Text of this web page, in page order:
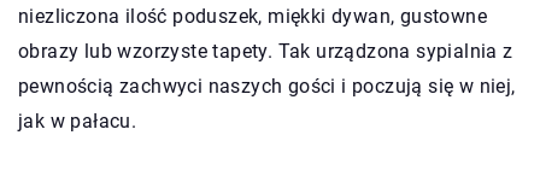
niezliczona ilość poduszek, miękki dywan, gustowne
obrazy lub wzorzyste tapety. Tak urządzona sypialnia z
pewnością zachwyci naszych gości i poczują się w niej,
jak w pałacu.